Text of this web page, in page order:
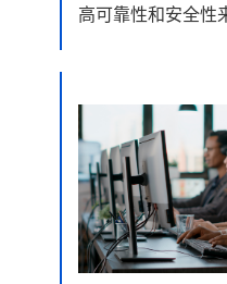
高可靠性和安全性